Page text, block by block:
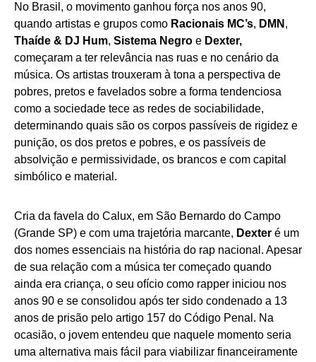
No Brasil, o movimento ganhou força nos anos 90,
quando artistas e grupos como Racionais MC’s, DMN ,
Thaíde & DJ Hum, Sistema Negro e Dexter,
começaram a ter relevância nas ruas e no cenário da
música. Os artistas trouxeram à tona a perspectiva de
pobres, pretos e favelados sobre a forma tendenciosa
como a sociedade tece as redes de sociabilidade,
determinando quais são os corpos passíveis de rigidez e
punição, os dos pretos e pobres, e os passíveis de
absolvição e permissividade, os brancos e com capital
simbólico e material.
Cria da favela do Calux, em São Bernardo do Campo
(Grande SP) e com uma trajetória marcante, Dexter é um
dos nomes essenciais na história do rap nacional. Apesar
de sua relação com a música ter começado quando
ainda era criança, o seu ofício como rapper iniciou nos
anos 90 e se consolidou após ter sido condenado a 13
anos de prisão pelo artigo 157 do Código Penal. Na
ocasião, o jovem entendeu que naquele momento seria
uma alternativa mais fácil para viabilizar financeiramente